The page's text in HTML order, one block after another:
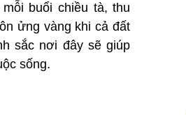
buổi chiều tà, thu
ửng vàng khi cả đất
sắc nơi đây sẽ giúp
sống.